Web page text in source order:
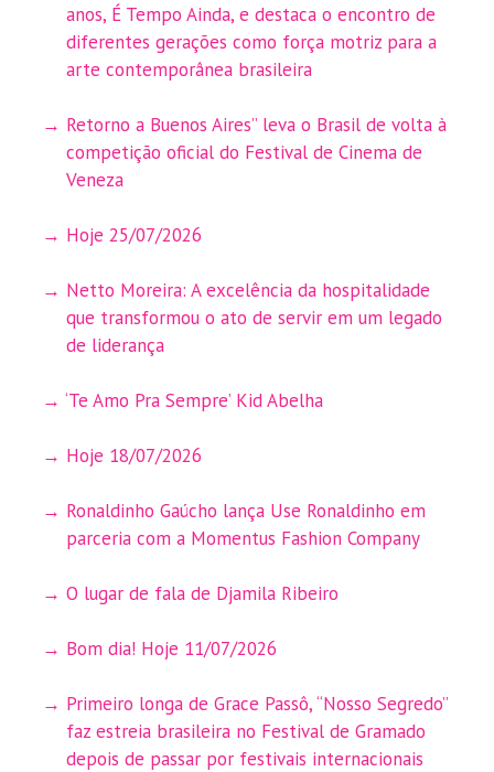
anos, É Tempo Ainda, e destaca o encontro de
diferentes gerações como força motriz para a
arte contemporânea brasileira
Retorno a Buenos Aires” leva o Brasil de volta à
competição oficial do Festival de Cinema de
Veneza
Hoje 25/07/2026
Netto Moreira: A excelência da hospitalidade
que transformou o ato de servir em um legado
de liderança
‘Te Amo Pra Sempre’ Kid Abelha
Hoje 18/07/2026
Ronaldinho Gaúcho lança Use Ronaldinho em
parceria com a Momentus Fashion Company
O lugar de fala de Djamila Ribeiro
Bom dia! Hoje 11/07/2026
Primeiro longa de Grace Passô, “Nosso Segredo”
faz estreia brasileira no Festival de Gramado
depois de passar por festivais internacionais